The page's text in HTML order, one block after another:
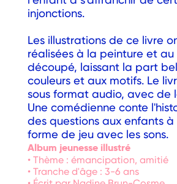
injonctions.
Les illustrations de ce livre
réalisées à la peinture et
découpé, laissant la part
couleurs et aux motifs. Le
sous format audio, avec de
Une comédienne conte
des questions aux enfants à
forme de jeu avec les sons.
Album jeunesse illustré
• Thème : émancipation, amitié
• Tranche d'âge : 3-6 ans